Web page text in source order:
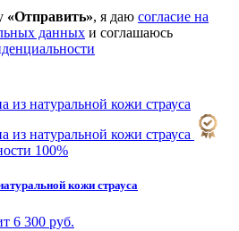
«Отправить», я даю согласие на
данных и соглашаюсь
100%
кожи страуса
6 300 руб.